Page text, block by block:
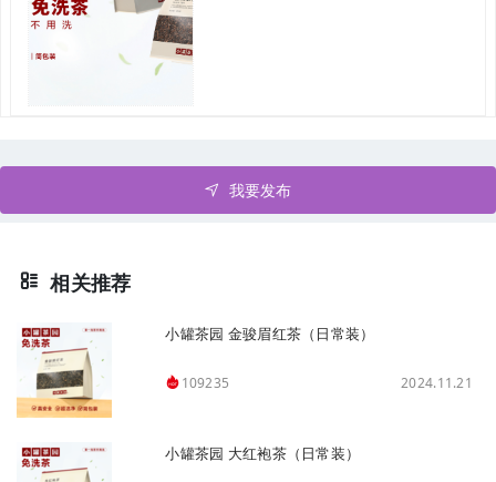
我要发布
相关推荐
小罐茶园 金骏眉红茶（日常装）
109235 2024.11.21
小罐茶园 大红袍茶（日常装）